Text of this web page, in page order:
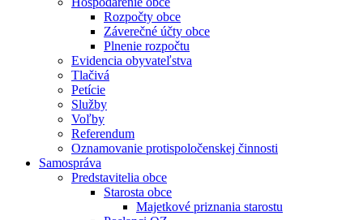
Rozpočty obce
Záverečné účty obce
Plnenie rozpočtu
Evidencia obyvateľstva
Tlačivá
Petície
Služby
Voľby
Referendum
Oznamovanie protispoločenskej činnosti
Samospráva
Predstavitelia obce
Starosta obce
Majetkové priznania starostu